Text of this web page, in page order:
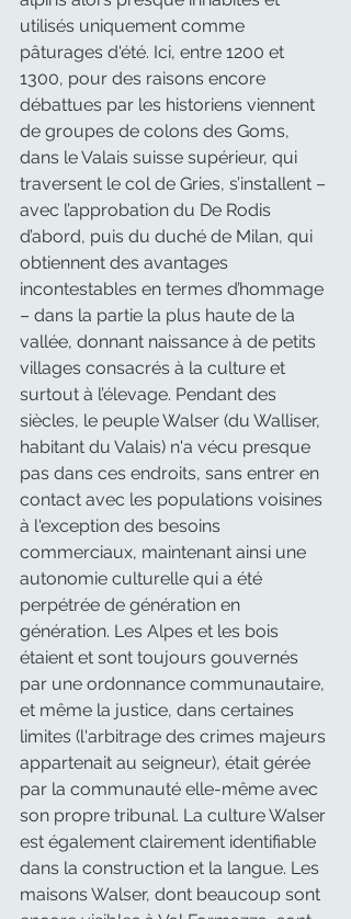
utilisés uniquement comme
pâturages d'été. Ici, entre 1200 et
1300, pour des raisons encore
débattues par les historiens viennent
de groupes de colons des Goms,
dans le Valais suisse supérieur, qui
traversent le col de Gries, s’installent –
avec l’approbation du De Rodis
d’abord, puis du duché de Milan, qui
obtiennent des avantages
incontestables en termes d’hommage
– dans la partie la plus haute de la
vallée, donnant naissance à de petits
villages consacrés à la culture et
surtout à l’élevage. Pendant des
siècles, le peuple Walser (du Walliser,
habitant du Valais) n'a vécu presque
pas dans ces endroits, sans entrer en
contact avec les populations voisines
à l'exception des besoins
commerciaux, maintenant ainsi une
autonomie culturelle qui a été
perpétrée de génération en
génération. Les Alpes et les bois
étaient et sont toujours gouvernés
par une ordonnance communautaire,
et même la justice, dans certaines
limites (l'arbitrage des crimes majeurs
appartenait au seigneur), était gérée
par la communauté elle-même avec
son propre tribunal. La culture Walser
est également clairement identifiable
dans la construction et la langue. Les
maisons Walser, dont beaucoup sont